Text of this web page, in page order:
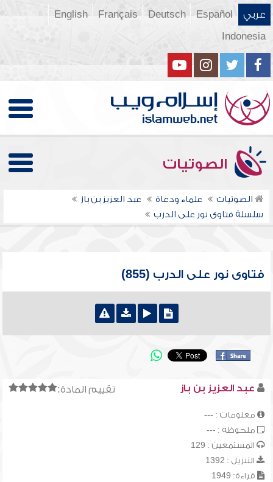
عربي Español
Deutsch
Français
English
Indonesia
الصوتيات
الصوتيات علماء ودعاة
عبد العزيز بن باز
سلسلة فتاوى نور على الدرب
فتاوى نور على الدرب (855)
تقييم المادة: عبد العزيز بن باز
معلومات : ---
ملحوظة : ---
المستمعين : 129
التنزيل : 1392
قراءة: 1949